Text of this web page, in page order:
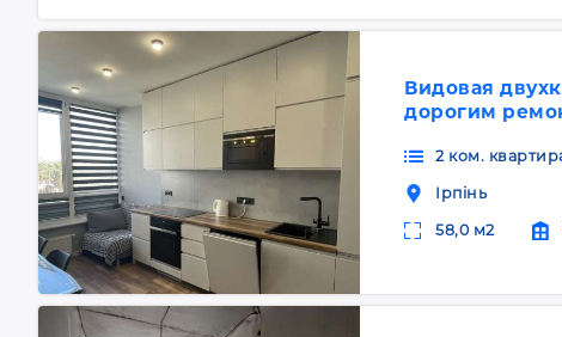
Видовая
дорогим
2 ком.
Ірпінь
58,0 м2